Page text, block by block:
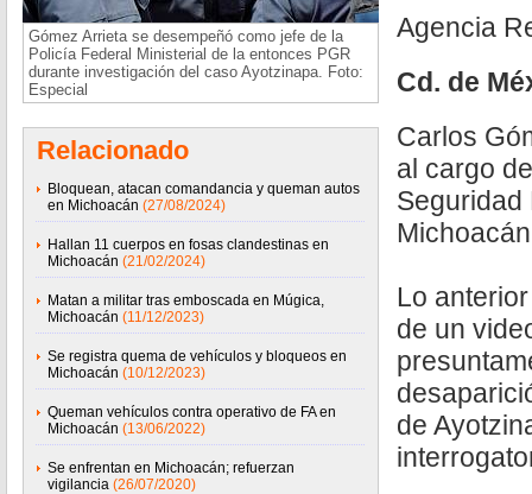
Gómez Arrieta se desempeñó como jefe de la
Policía Federal Ministerial de la entonces PGR
durante investigación del caso Ayotzinapa. Foto:
Especial
Relacionado
Bloquean, atacan comandancia y queman autos
en Michoacán (27/08/2024)
Hallan 11 cuerpos en fosas clandestinas en
Michoacán (21/02/2024)
Matan a militar tras emboscada en Múgica,
Michoacán (11/12/2023)
Se registra quema de vehículos y bloqueos en
Michoacán (10/12/2023)
Queman vehículos contra operativo de FA en
Michoacán (13/06/2022)
Se enfrentan en Michoacán; refuerzan
vigilancia (26/07/2020)
Agencia
Cd. de
Carlos
al cargo
Seguridad
Lo
de un
de